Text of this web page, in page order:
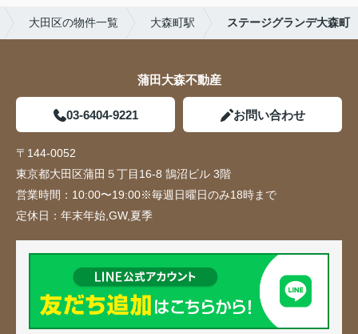
大田区の物件一覧 大森町駅 ステージグランデ大森町
蒲田大森不動産
03-6404-9221 お問い合わせ
〒144-0052
東京都大田区蒲田５丁目16-8 鵠沼ビル 3階
営業時間： 10:00〜19:00※毎週日曜日のみ18時まで
定休日： 年末年始,GW,夏季